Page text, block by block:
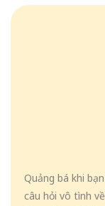
Quảng bá khi
câu hỏi vô tình